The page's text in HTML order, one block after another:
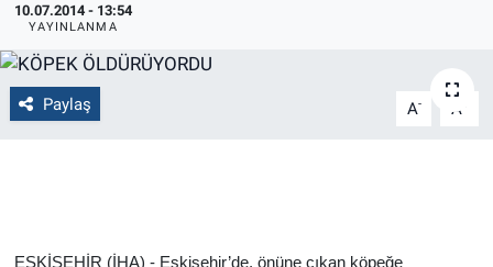
10.07.2014 - 13:54
YAYINLANMA
Paylaş A- A
ESKİŞEHİR (İHA) - Eskişehir’de, önüne çıkan köpeğe
Alış-Veriş/İş dünyası
Kültür Sanat
Politika
Gezi